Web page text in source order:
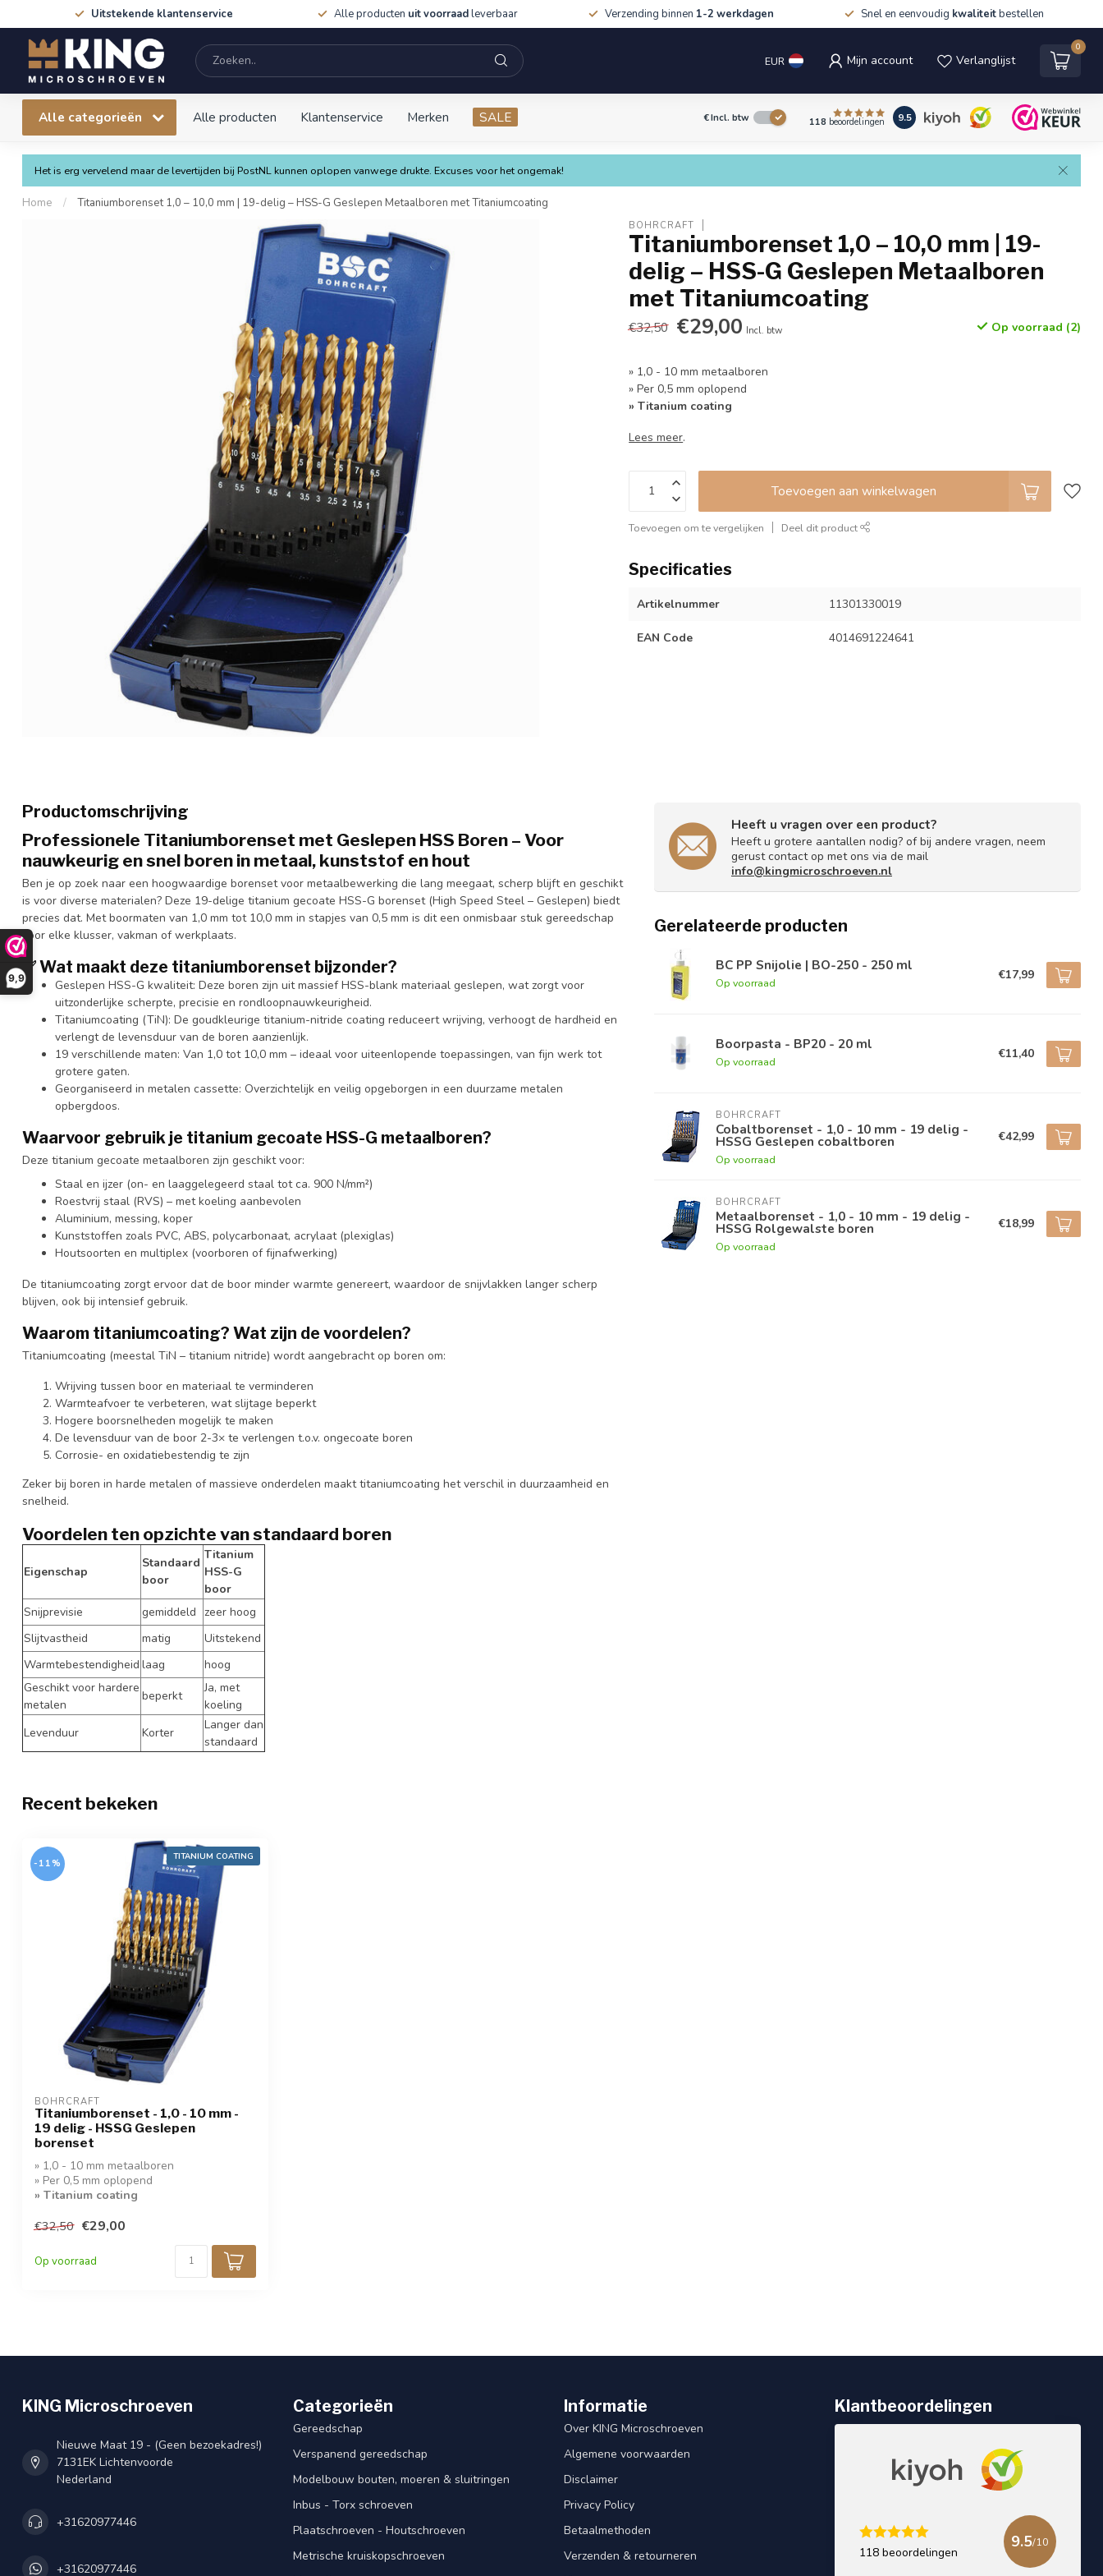
9,9
Uitstekende klantenservice Alle producten uit voorraadleverbaar Verzending binnen 1-2 werkdagen Snel en eenvoudig kwaliteitbestellen
EUR Mijn account Verlanglijst
0
Alle categorieën Alle producten Klantenservice Merken SALE €Incl. btw 118 beoordelingen 9.5
Het is erg vervelend maar de levertijden bij PostNL kunnen oplopen vanwege drukte. Excuses voor het ongemak!
Home / Titaniumborenset 1,0 – 10,0 mm | 19-delig – HSS-G Geslepen Metaalboren met Titaniumcoating
BOHRCRAFT
Titaniumborenset 1,0 – 10,0 mm | 19-
delig – HSS-G Geslepen Metaalboren
met Titaniumcoating
€32,50 €29,00 Incl. btw Op voorraad (2)
» 1,0 - 10 mm metaalboren
» Per 0,5 mm oplopend
» Titanium coating
Lees meer.
Toevoegen aan winkelwagen
Toevoegen om te vergelijken Deel dit product
Specificaties
Artikelnummer 11301330019
EAN Code 4014691224641
Productomschrijving
Professionele Titaniumborenset met Geslepen HSS Boren – Voor
nauwkeurig en snel boren in metaal, kunststof en hout
Ben je op zoek naar een hoogwaardige borenset voor metaalbewerking die lang meegaat, scherp blijft en geschikt
is voor diverse materialen? Deze 19-delige titanium gecoate HSS-G borenset (High Speed Steel – Geslepen) biedt
precies dat. Met boormaten van 1,0 mm tot 10,0 mm in stapjes van 0,5 mm is dit een onmisbaar stuk gereedschap
voor elke klusser, vakman of werkplaats.
✅ Wat maakt deze titaniumborenset bijzonder?
Geslepen HSS-G kwaliteit: Deze boren zijn uit massief HSS-blank materiaal geslepen, wat zorgt voor
uitzonderlijke scherpte, precisie en rondloopnauwkeurigheid.
Titaniumcoating (TiN): De goudkleurige titanium-nitride coating reduceert wrijving, verhoogt de hardheid en
verlengt de levensduur van de boren aanzienlijk.
19 verschillende maten: Van 1,0 tot 10,0 mm – ideaal voor uiteenlopende toepassingen, van fijn werk tot
grotere gaten.
Georganiseerd in metalen cassette: Overzichtelijk en veilig opgeborgen in een duurzame metalen
opbergdoos.
Waarvoor gebruik je titanium gecoate HSS-G metaalboren?
Deze titanium gecoate metaalboren zijn geschikt voor:
Staal en ijzer (on- en laaggelegeerd staal tot ca. 900 N/mm²)
Roestvrij staal (RVS) – met koeling aanbevolen
Aluminium, messing, koper
Kunststoffen zoals PVC, ABS, polycarbonaat, acrylaat (plexiglas)
Houtsoorten en multiplex (voorboren of fijnafwerking)
De titaniumcoating zorgt ervoor dat de boor minder warmte genereert, waardoor de snijvlakken langer scherp
blijven, ook bij intensief gebruik.
Waarom titaniumcoating? Wat zijn de voordelen?
Titaniumcoating (meestal TiN – titanium nitride) wordt aangebracht op boren om:
Wrijving tussen boor en materiaal te verminderen
Warmteafvoer te verbeteren, wat slijtage beperkt
Hogere boorsnelheden mogelijk te maken
De levensduur van de boor 2-3× te verlengen t.o.v. ongecoate boren
Corrosie- en oxidatiebestendig te zijn
Zeker bij boren in harde metalen of massieve onderdelen maakt titaniumcoating het verschil in duurzaamheid en
snelheid.
Voordelen ten opzichte van standaard boren
Eigenschap
Standaard
boor
Titanium
HSS-G
boor
Snijprevisie
gemiddeld zeer hoog
Slijtvastheid
matig
Uitstekend
Warmtebestendigheid laag
hoog
Geschikt voor hardere
metalen
beperkt
Ja, met
koeling
Levenduur
Korter
Langer dan
standaard
Heeft u vragen over een product?
Heeft u grotere aantallen nodig? of bij andere vragen, neem
gerust contact op met ons via de mail
info@kingmicroschroeven.nl
Gerelateerde producten
BC PP Snijolie | BO-250 - 250 ml
Op voorraad
€17,99
Boorpasta - BP20 - 20 ml
Op voorraad
€11,40
BOHRCRAFT
Cobaltborenset - 1,0 - 10 mm - 19 delig -
HSSG Geslepen cobaltboren
Op voorraad
€42,99
BOHRCRAFT
Metaalborenset - 1,0 - 10 mm - 19 delig -
HSSG Rolgewalste boren
Op voorraad
€18,99
Recent bekeken
TITANIUM COATING
-11%
BOHRCRAFT
Titaniumborenset - 1,0 - 10 mm -
19 delig - HSSG Geslepen
borenset
» 1,0 - 10 mm metaalboren
» Per 0,5 mm oplopend
» Titanium coating
€32,50 €29,00
Op voorraad
KING Microschroeven
Nieuwe Maat 19 - (Geen bezoekadres!)
7131EK Lichtenvoorde
Nederland
+31620977446
+31620977446
Categorieën
Gereedschap
Verspanend gereedschap
Modelbouw bouten, moeren & sluitringen
Inbus - Torx schroeven
Plaatschroeven - Houtschroeven
Metrische kruiskopschroeven
Informatie
Over KING Microschroeven
Algemene voorwaarden
Disclaimer
Privacy Policy
Betaalmethoden
Verzenden & retourneren
Klantbeoordelingen
118 beoordelingen
9.5/10